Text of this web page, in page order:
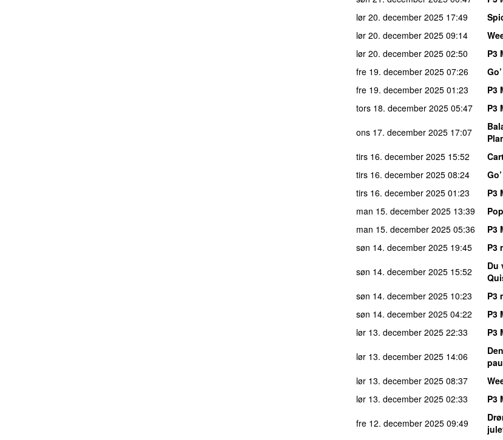
lør 20. december 2025 17:49
lør 20. december 2025 09:14
lør 20. december 2025 02:50
P3
fre 19. december 2025 07:26
fre 19. december 2025 01:23
P3
tors 18. december 2025 05:47
P3
ons 17. december 2025 17:07
tirs 16. december 2025 15:52
tirs 16. december 2025 08:24
tirs 16. december 2025 01:23
P3
man 15. december 2025 13:39
man 15. december 2025 05:36
P3
søn 14. december 2025 19:45
P3
søn 14. december 2025 15:52 Du
søn 14. december 2025 10:23
P3
søn 14. december 2025 04:22
P3
lør 13. december 2025 22:33
P3
lør 13. december 2025 14:06
lør 13. december 2025 08:37
lør 13. december 2025 02:33
P3
fre 12. december 2025 09:49